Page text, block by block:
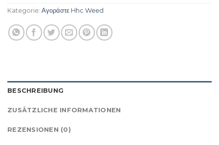
Kategorie: Αγοράστε Hhc Weed
BESCHREIBUNG
ZUSÄTZLICHE INFORMATIONEN
REZENSIONEN (0)